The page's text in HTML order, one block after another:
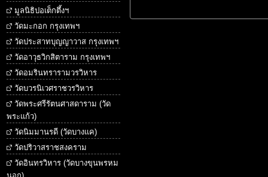
มูลนิธิปอเต็กตึ้งฯ
วัดมะกอก กรุงเทพฯ
วัดประสาทบุญญาวาส กรุงเทพฯ
วัดอาวุธวิกสิตาราม กรุงเทพฯ
วัดอมรินทรารามวรวิหาร
วัดบวรนิเวศราชวรวิหาร
วัดพระศรีรัตนศาสดาราม (วัด
พระแก้ว)
วัดนิมมานรดี (วัดบางแค)
วัดปริวาสราชสงคราม
วัดอินทรวิหาร (วัดบางขุนพรหม